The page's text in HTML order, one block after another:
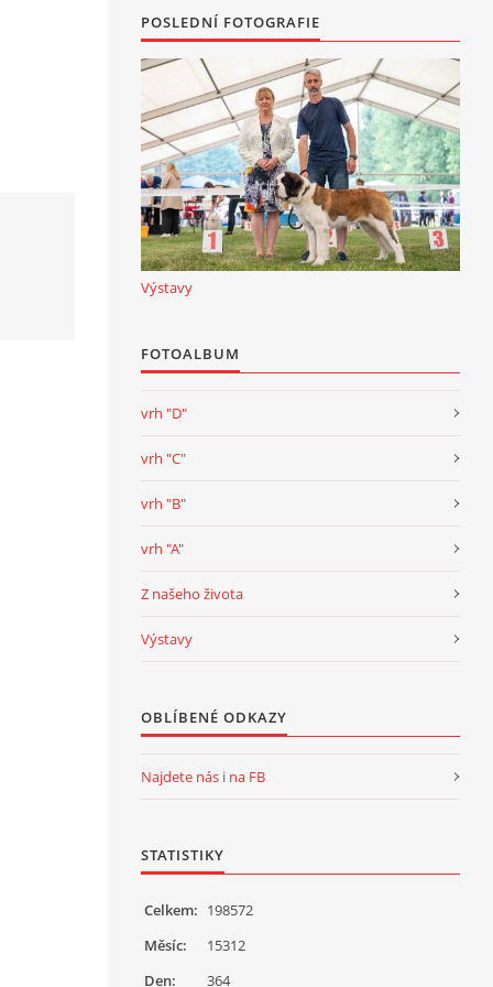
POSLEDNÍ FOTOGRAFIE
Výstavy
FOTOALBUM
vrh "D"
vrh "C"
vrh "B"
vrh "A"
Z našeho života
Výstavy
OBLÍBENÉ ODKAZY
Najdete nás i na FB
STATISTIKY
Celkem: 198572
Měsíc:
15312
Den:
364